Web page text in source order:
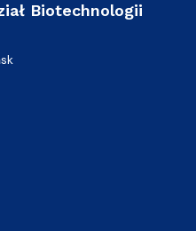
Biotechnologii